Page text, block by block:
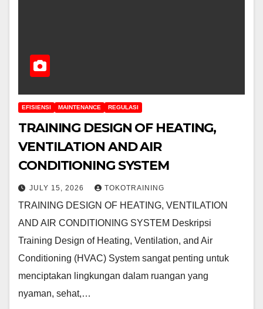
EFISIENSI MAINTENANCE REGULASI
TRAINING DESIGN OF HEATING,
VENTILATION AND AIR
CONDITIONING SYSTEM
JULY 15, 2026 TOKOTRAINING
TRAINING DESIGN OF HEATING, VENTILATION
AND AIR CONDITIONING SYSTEM Deskripsi
Training Design of Heating, Ventilation, and Air
Conditioning (HVAC) System sangat penting untuk
menciptakan lingkungan dalam ruangan yang
nyaman, sehat,…